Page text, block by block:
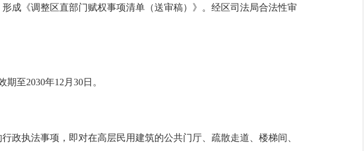
《调整区直部门赋权事项清单（送审稿）》。经区司法局合法性审
至2030年12月30日。
执法事项，即对在高层民用建筑的公共门厅、疏散走道、楼梯间、